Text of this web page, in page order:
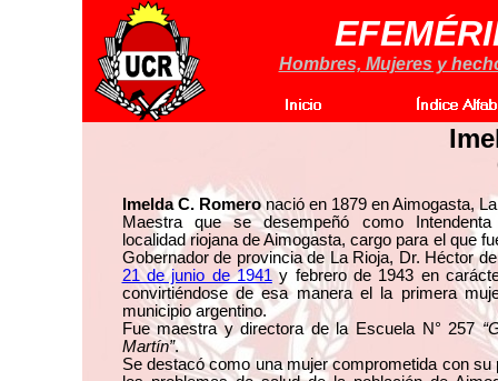
Hombres, Mujeres y
Imelda C. Romeronació en 1879 en Aimogasta,
Maestra que se desempeñó como
localidad riojana de Aimogasta, cargo para el que
Gobernador de provincia de La Rioja, Dr. Héctor
21 de junio de 1941y febrero de 1943 en
convirtiéndose de esa manera el la primera
municipio argentino.
Fue maestra y directora de la Escuela N° 257
Martín”.
Se destacó como una mujer comprometida con su